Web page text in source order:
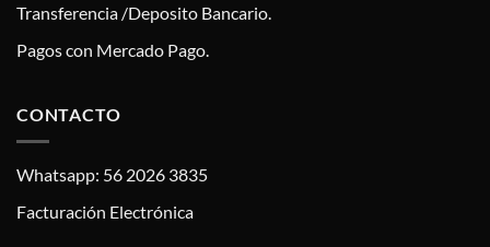
Transferencia /Deposito Bancario.
Pagos con Mercado Pago.
CONTACTO
Whatsapp: 56 2026 3835
Facturación Electrónica